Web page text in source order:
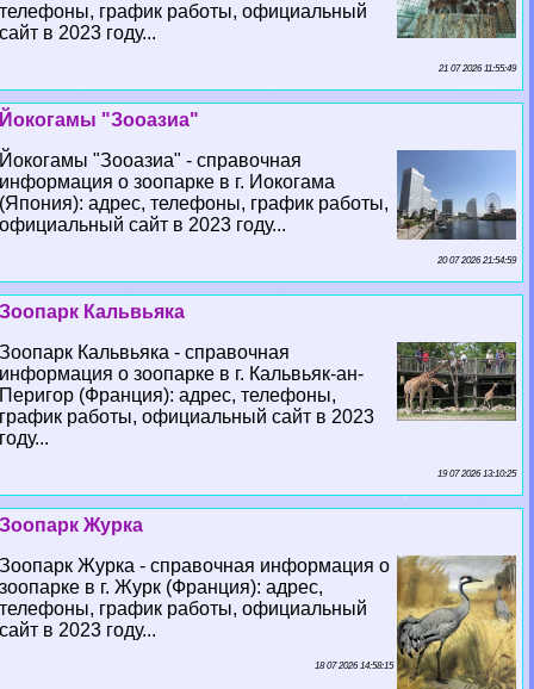
телефоны, график работы, официальный
сайт в 2023 году...
21 07 2026 11:55:49
Йокогамы "Зооазиа"
Йокогамы "Зооазиа" - справочная
информация о зоопарке в г. Иокогама
(Япония): адрес, телефоны, график работы,
официальный сайт в 2023 году...
20 07 2026 21:54:59
Зоопарк Кальвьяка
Зоопарк Кальвьяка - справочная
информация о зоопарке в г. Кальвьяк-ан-
Перигор (Франция): адрес, телефоны,
график работы, официальный сайт в 2023
году...
19 07 2026 13:10:25
Зоопарк Журка
Зоопарк Журка - справочная информация о
зоопарке в г. Журк (Франция): адрес,
телефоны, график работы, официальный
сайт в 2023 году...
18 07 2026 14:58:15